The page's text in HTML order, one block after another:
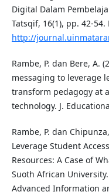
Digital Dalam
Tatsqif, 16(1), pp. 42-
http://
Rambe, P. dan Bere, A.
messaging to leverage
transform pedagogy at
technology. J.
Rambe, P. dan
Leverage Student
Resources: A Case of
Suoth African
Advanced Information